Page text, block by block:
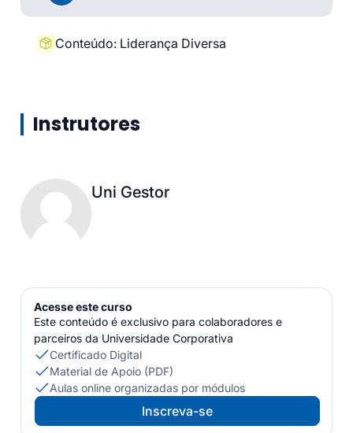
Conteúdo: Liderança Diversa
Instrutores
Uni Gestor
Acesse este curso
Este conteúdo é exclusivo para colaboradores e
parceiros da Universidade Corporativa
Certificado Digital
Material de Apoio (PDF)
Aulas online organizadas por módulos
Inscreva-se